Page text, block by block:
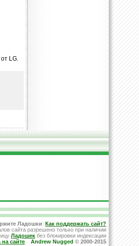
LG.
Ладошки: Как поддержать сайт?
сайта разрешено только при наличии
Ладошек без блокировки индексации
сайте
Andrew Nugged © 2000-2015